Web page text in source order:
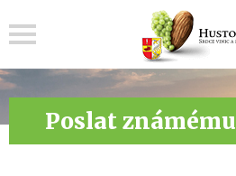
Poslat známému